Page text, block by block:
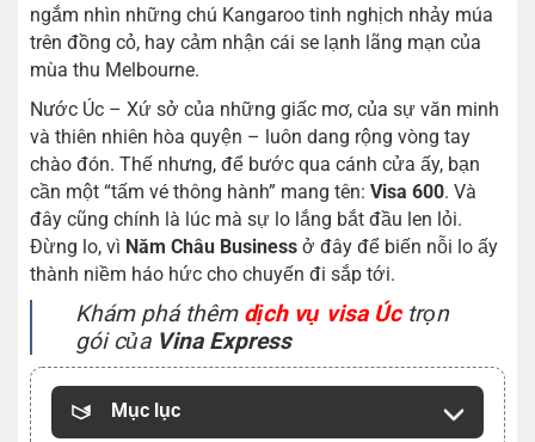
ngắm nhìn những chú Kangaroo tinh nghịch nhảy múa
trên đồng cỏ, hay cảm nhận cái se lạnh lãng mạn của
mùa thu Melbourne.
Nước Úc – Xứ sở của những giấc mơ, của sự văn minh
và thiên nhiên hòa quyện – luôn dang rộng vòng tay
chào đón. Thế nhưng, để bước qua cánh cửa ấy, bạn
cần một “tấm vé thông hành” mang tên: Visa 600. Và
đây cũng chính là lúc mà sự lo lắng bắt đầu len lỏi.
Đừng lo, vì Năm Châu Business ở đây để biến nỗi lo ấy
thành niềm háo hức cho chuyến đi sắp tới.
Khám phá thêm dịch vụ visa Úctrọn
gói của Vina Express
Mục lục